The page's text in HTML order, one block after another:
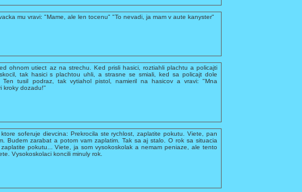
mu vravi: "Mame, ale len tocenu" "To nevadi, ja mam v aute kanyster"
ohnom utiect az na strechu. Ked prisli hasici, roztiahli plachtu a policajti
tak hasici s plachtou uhli, a strasne se smiali, ked sa policajt dole
tusil podraz, tak vytiahol pistol, namieril na hasicov a vravi: "Mna
kroky dozadu!"
soferuje dievcina: Prekrocila ste rychlost, zaplatite pokutu. Viete, pan
Budem zarabat a potom vam zaplatim. Tak sa aj stalo. O rok sa situacia
pokutu... Viete, ja som vysokoskolak a nemam peniaze, ale tento
Vysokoskolaci koncili minuly rok.